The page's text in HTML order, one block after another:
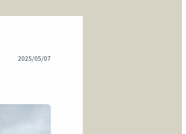
2025/05/07